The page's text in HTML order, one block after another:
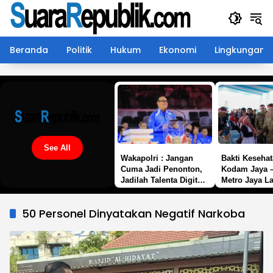
Langsung
konten
Beranda
Politik Hukum Ekonomi Lingkungan
See All
Wakapolri : Jangan
Cuma Jadi Penonton,
Jadilah Talenta Digital.
Cup 2026
Bakti
Kodam Jaya
Metro Jaya
50 Personel Dinyatakan Negatif Narkoba